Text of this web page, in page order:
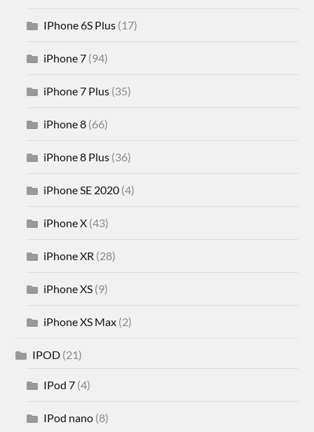
IPhone 6S Plus (17)
iPhone 7 (94)
iPhone 7 Plus (35)
iPhone 8 (66)
iPhone 8 Plus (36)
iPhone SE 2020 (4)
iPhone X (43)
iPhone XR (28)
iPhone XS (9)
iPhone XS Max (2)
IPOD (21)
IPod 7 (4)
IPod nano (8)